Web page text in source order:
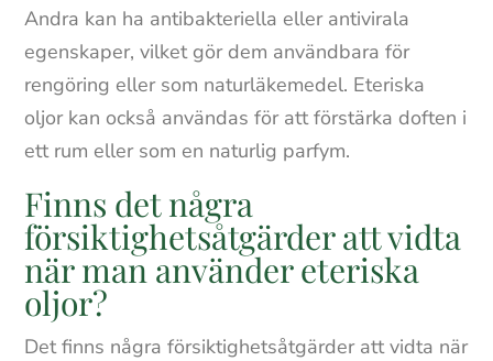
Andra kan ha antibakteriella eller antivirala
egenskaper, vilket gör dem användbara för
rengöring eller som naturläkemedel. Eteriska
oljor kan också användas för att förstärka doften i
ett rum eller som en naturlig parfym.
Finns det några
försiktighetsåtgärder att vidta
när man använder eteriska
oljor?
Det finns några försiktighetsåtgärder att vidta när